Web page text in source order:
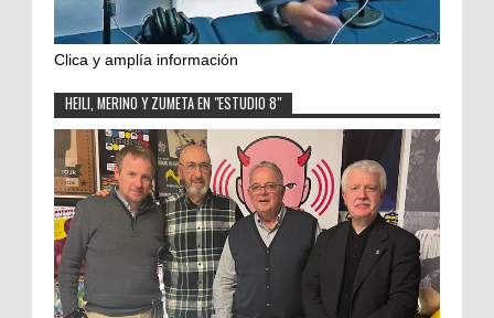
Clica y amplía información
HEILI, MERINO Y ZUMETA EN "ESTUDIO 8"